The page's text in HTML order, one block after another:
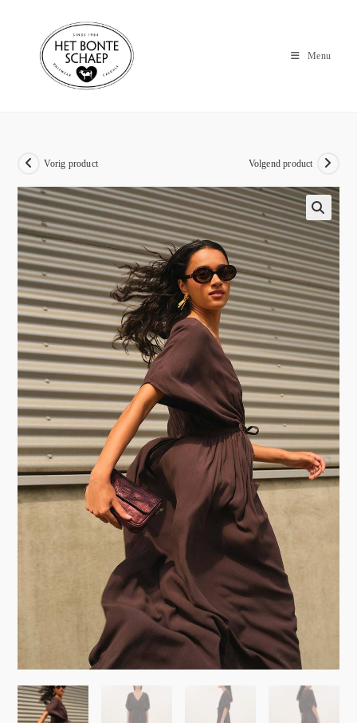
Menu
Vorig product Volgend product
🔍